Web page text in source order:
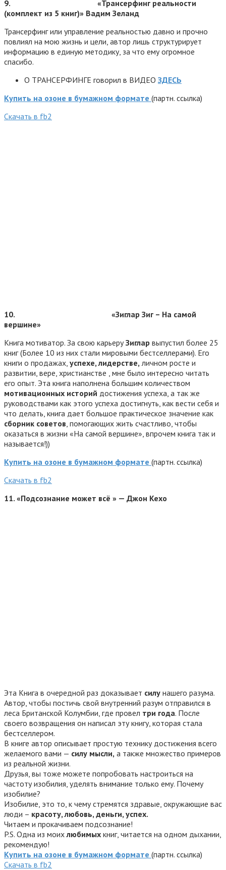
9.
«Трансерфинг реальности
(комплект из 5 книг)» Вадим Зеланд
Трансерфинг или управление реальностью давно и прочно
повлиял на мою жизнь и цели, автор лишь структурирует
информацию в единую методику, за что ему огромное
спасибо.
О ТРАНСЕРФИНГЕ говорил в ВИДЕО ЗДЕСЬ
Купить на озоне в бумажном формате (партн. ссылка)
Cкачать в fb2
10.
«Зиглар Зиг – На самой
вершине»
Книга мотиватор. За свою карьеруЗиглар выпустил более 25
книг (Более 10 из них стали мировыми бестселлерами). Его
книги о продажах, успехе, лидерстве, личном росте и
развитии, вере, христианстве , мне было интересно читать
его опыт. Эта книга наполнена большим количеством
мотивационных историй достижения успеха, а так же
руководствами как этого успеха достигнуть, как вести себя и
что делать, книга дает большое практическое значение как
сборник советов , помогающих жить счастливо, чтобы
оказаться в жизни «На самой вершине», впрочем книга так и
называется!))
Купить на озоне в бумажном формате (партн. ссылка)
Cкачать в fb2
11. «Подсознание может всё » — Джон Кехо
Эта Книга в очередной раз доказывает силу нашего разума.
Автор, чтобы постичь свой внутренний разум отправился в
леса Британской Колумбии, где провел три года. После
своего возвращения он написал эту книгу, которая стала
бестселлером.
В книге автор описывает простую технику достижения всего
желаемого вами — силу мысли, а также множество примеров
из реальной жизни.
Друзья, вы тоже можете попробовать настроиться на
частоту изобилия, уделять внимание только ему. Почему
изобилие?
Изобилие, это то, к чему стремятся здравые, окружающие вас
люди – красоту, любовь, деньги, успех.
Читаем и прокачиваем подсознание!
P.S. Одна из моихлюбимых книг, читается на одном дыхании,
рекомендую!
Купить на озоне в бумажном формате (партн. ссылка)
Cкачать в fb2